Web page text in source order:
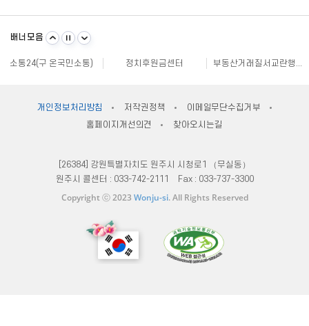
배너모음
강원일자리정보망
소통24(구 온국민소통)
정치후원금센터
안전신문고
내고장알리미
한국사회적기업진흥원
쌀직불금 정보공개
개인정보처리방침 저작권정책
이메일무단수집거부
홈페이지개선의견
찾아오시는길
[26384] 강원특별자치도 원주시 시청로1 （무실동）
원주시 콜센터 : 033-742-2111 Fax : 033-737-3300
Copyright ⓒ 2023 Wonju-si. All Rights Reserved